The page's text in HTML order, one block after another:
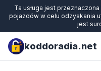
Ta usługa jest
pojazdów w celu odzyskania
jest
koddoradia.net